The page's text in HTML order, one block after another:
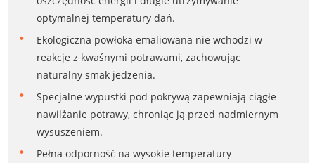
optymalnej temperatury dań.
Ekologiczna powłoka emaliowana nie wchodzi w
reakcje z kwaśnymi potrawami, zachowując
naturalny smak jedzenia.
Specjalne wypustki pod pokrywą zapewniają ciągłe
nawilżanie potrawy, chroniąc ją przed nadmiernym
wysuszeniem.
Pełna odporność na wysokie temperatury